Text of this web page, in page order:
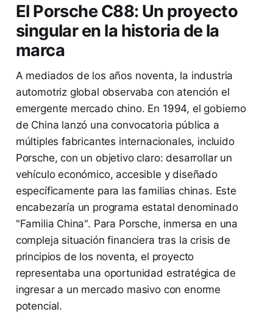
El Porsche C88: Un proyecto
singular en la historia de la
marca
A mediados de los años noventa, la industria
automotriz global observaba con atención el
emergente mercado chino. En 1994, el gobierno
de China lanzó una convocatoria pública a
múltiples fabricantes internacionales, incluido
Porsche, con un objetivo claro: desarrollar un
vehículo económico, accesible y diseñado
específicamente para las familias chinas. Este
encabezaría un programa estatal denominado
"Familia China". Para Porsche, inmersa en una
compleja situación financiera tras la crisis de
principios de los noventa, el proyecto
representaba una oportunidad estratégica de
ingresar a un mercado masivo con enorme
potencial.